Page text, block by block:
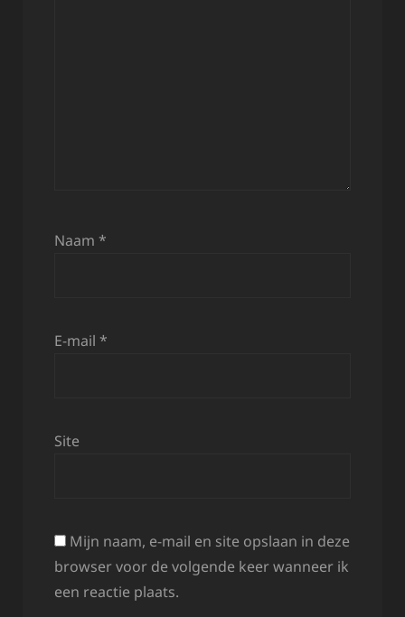
Naam *
E-mail *
Site
Mijn naam, e-mail en site opslaan in deze
browser voor de volgende keer wanneer ik
een reactie plaats.